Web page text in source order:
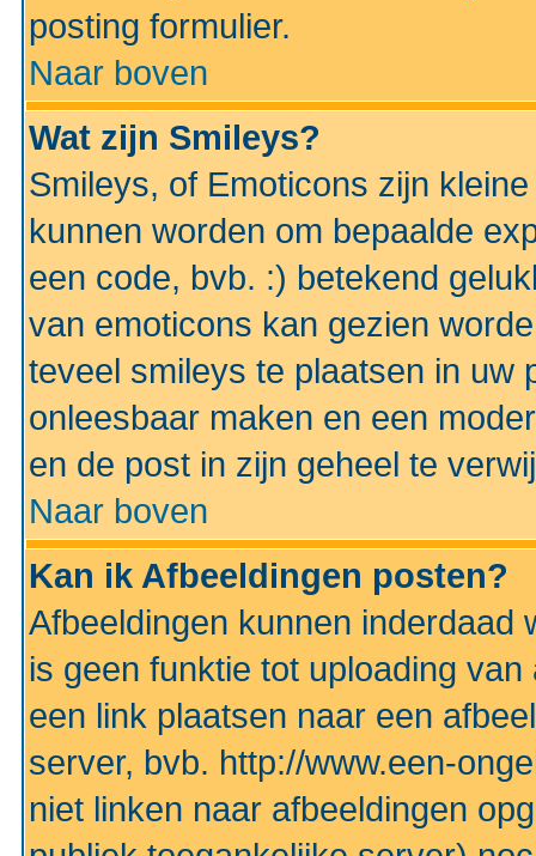
posting formulier.
Naar boven
Wat zijn Smileys?
Smileys, of Emoticons zijn
kunnen worden om bepaalde
een code, bvb. :) betekend
van emoticons kan gezien
teveel smileys te plaatsen in uw
onleesbaar maken en een
en de post in zijn geheel te
Naar boven
Kan ik Afbeeldingen posten?
Afbeeldingen kunnen inderdaad
is geen funktie tot uploading
een link plaatsen naar een
server, bvb. http://www.een-
niet linken naar afbeeldingen